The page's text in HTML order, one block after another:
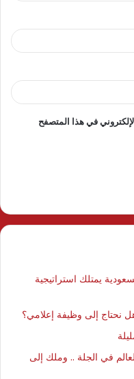
في هذا المتصفح
يمتلك استراتيجية
في الجلة .. وملك إلى